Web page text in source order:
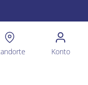
Konto